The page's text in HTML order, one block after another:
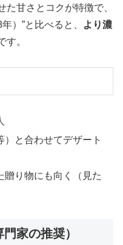
た甘さとコクが特徴で、
）”と比べると、
より濃
す。
）と合わせてデザート
贈り物にも向く（見た
家の推奨）